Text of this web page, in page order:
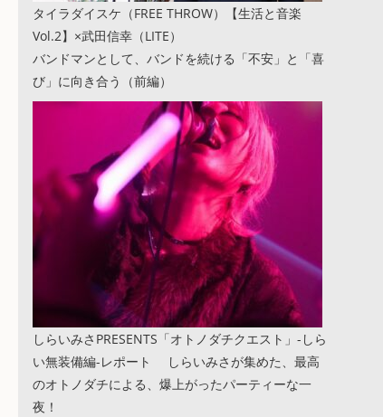
タイラダイスケ（FREE THROW）【生活と音楽
Vol.2】×武田信幸（LITE）
バンドマンとして、バンドを続ける「不安」と「喜
び」に向き合う（前編）
しらいみさPRESENTS「オトノダチクエスト」-しら
い無装備編-レポート しらいみさが集めた、最高
のオトノダチによる、爆上がったパーティーな一
夜！